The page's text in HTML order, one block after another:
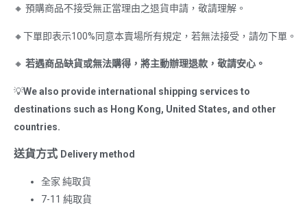
🔸 預購商品不接受無正當理由之退貨申請，敬請理解。
🔸下單即表示100%同意本賣場所有規定，若無法接受，請勿下單。
🔸 若遇商品缺貨或無法購得，將主動辦理退款，敬請安心。
💡We also provide international shipping services to
destinations such as Hong Kong, United States, and other
countries.
送貨方式 Delivery method
全家 純取貨
7-11 純取貨